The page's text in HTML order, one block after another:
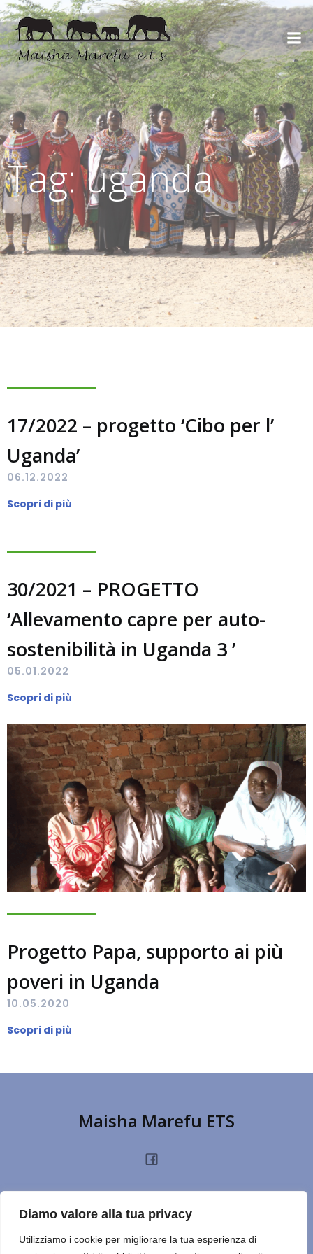
Diamo valore alla tua privacy
Utilizziamo i cookie per migliorare la tua esperienza di
Tag: uganda
17/2022 – progetto ‘Cibo per l’
Uganda’
06.12.2022
Scopri di più
30/2021 – PROGETTO
‘Allevamento capre per auto-
sostenibilità in Uganda 3 ’
05.01.2022
Scopri di più
Progetto Papa, supporto ai più
poveri in Uganda
10.05.2020
Scopri di più
Maisha Marefu ETS
HOMECHI SIAMOPROGETTINOTIZIEPRIVACY POLICY
TERMINI D’USOCONTATTIREPORT CERCA SUL SITONOTE